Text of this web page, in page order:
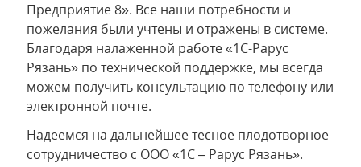
Предприятие 8». Все наши потребности и
пожелания были учтены и отражены в системе.
Благодаря налаженной работе «1С-Рарус
Рязань» по технической поддержке, мы всегда
можем получить консультацию по телефону или
электронной почте.
Надеемся на дальнейшее тесное плодотворное
сотрудничество с ООО «1С – Рарус Рязань».